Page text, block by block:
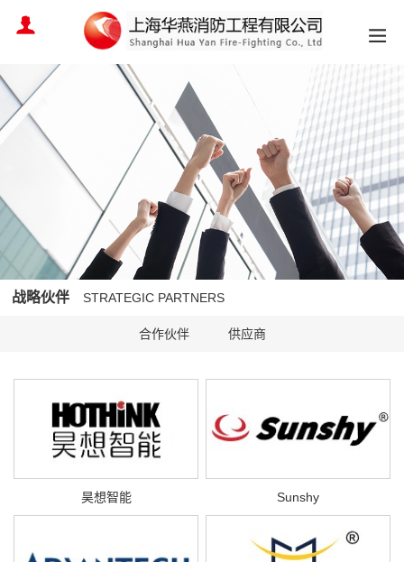
战略伙伴 STRATEGIC PARTNERS
合作伙伴 供应商
昊想智能 Sunshy